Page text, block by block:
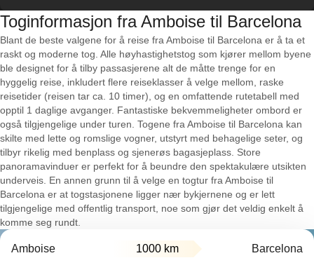
Toginformasjon fra Amboise til Barcelona
Blant de beste valgene for å reise fra Amboise til Barcelona er å ta et
raskt og moderne tog. Alle høyhastighetstog som kjører mellom byene
ble designet for å tilby passasjerene alt de måtte trenge for en
hyggelig reise, inkludert flere reiseklasser å velge mellom, raske
reisetider (reisen tar ca. 10 timer), og en omfattende rutetabell med
opptil 1 daglige avganger. Fantastiske bekvemmeligheter ombord er
også tilgjengelige under turen. Togene fra Amboise til Barcelona kan
skilte med lette og romslige vogner, utstyrt med behagelige seter, og
tilbyr rikelig med benplass og sjenerøs bagasjeplass. Store
panoramavinduer er perfekt for å beundre den spektakulære utsikten
underveis. En annen grunn til å velge en togtur fra Amboise til
Barcelona er at togstasjonene ligger nær bykjernene og er lett
tilgjengelige med offentlig transport, noe som gjør det veldig enkelt å
komme seg rundt.
Amboise 1000 km Barcelona